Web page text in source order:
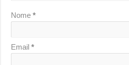
Nome*
Email*